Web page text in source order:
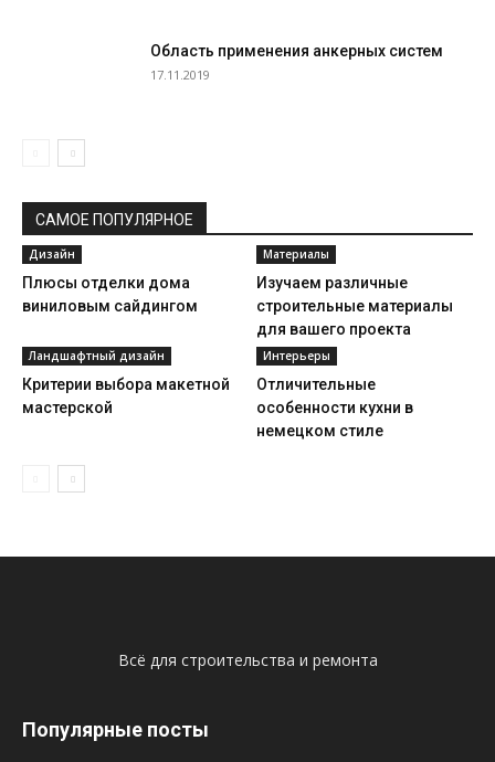
Область применения анкерных систем
17.11.2019
САМОЕ ПОПУЛЯРНОЕ
Дизайн
Плюсы отделки дома
виниловым сайдингом
Материалы
Изучаем различные
строительные материалы
для вашего проекта
Ландшафтный дизайн
Критерии выбора макетной
мастерской
Интерьеры
Отличительные
особенности кухни в
немецком стиле
Всё для строительства и ремонта
Популярные посты